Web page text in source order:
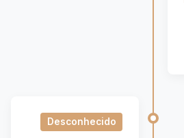
Desconhecido